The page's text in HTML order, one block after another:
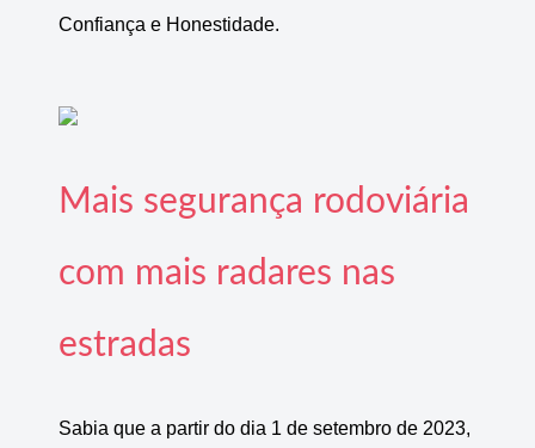
Confiança e Honestidade.
Mais segurança rodoviária
com mais radares nas
estradas
Sabia que a partir do dia 1 de setembro de 2023,